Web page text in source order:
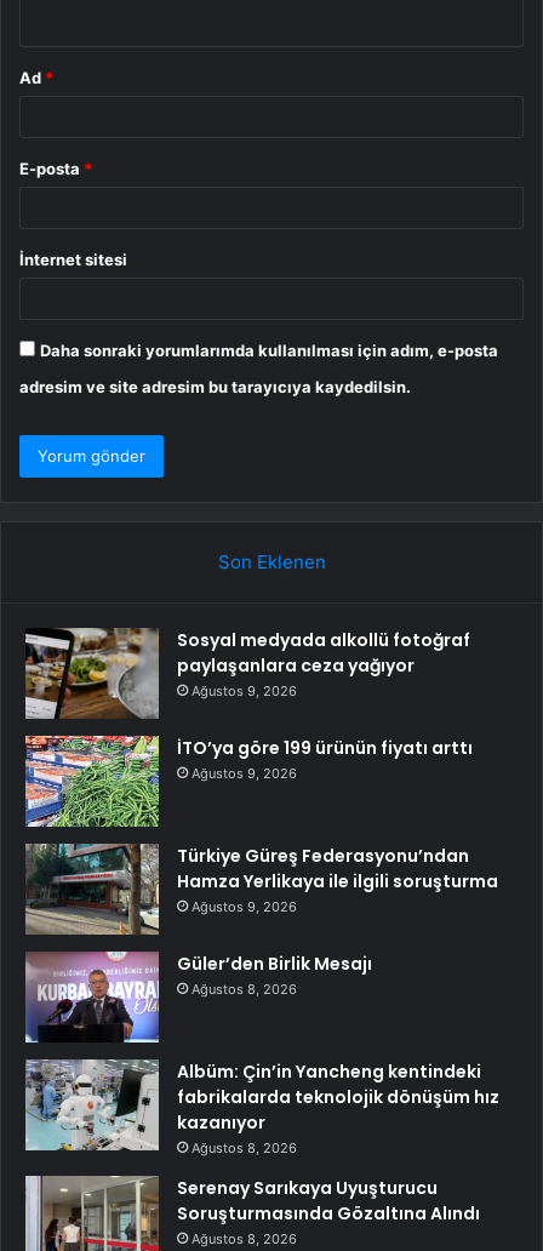
Ad *
E-posta *
İnternet sitesi
Daha sonraki yorumlarımda kullanılması için adım, e-posta
adresim ve site adresim bu tarayıcıya kaydedilsin.
Son Eklenen
Sosyal medyada alkollü fotoğraf
paylaşanlara ceza yağıyor
Ağustos 9, 2026
İTO’ya göre 199 ürünün fiyatı arttı
Ağustos 9, 2026
Türkiye Güreş Federasyonu’ndan
Hamza Yerlikaya ile ilgili soruşturma
Ağustos 9, 2026
Güler’den Birlik Mesajı
Ağustos 8, 2026
Albüm: Çin’in Yancheng kentindeki
fabrikalarda teknolojik dönüşüm hız
kazanıyor
Ağustos 8, 2026
Serenay Sarıkaya Uyuşturucu
Soruşturmasında Gözaltına Alındı
Ağustos 8, 2026